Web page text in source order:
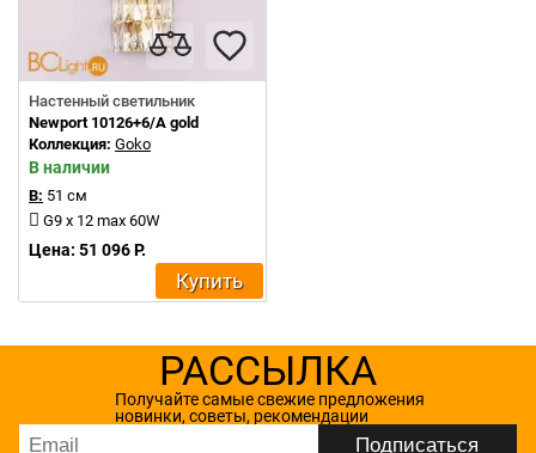
Настенный светильник
Newport 10126+6/A gold
Коллекция: Goko
В наличии
В: 51 см
G9 x 12 max 60W
Цена: 51 096 Р.
Купить
РАССЫЛКА
Получайте самые свежие предложения
новинки, советы, рекомендации